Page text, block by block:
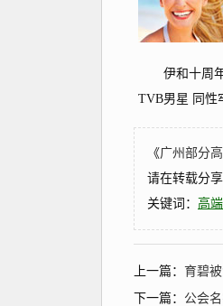
伊和十周年
TVB男星 同性
《广州部分
请在转载分
关键词： 高
上一篇： 育碧
下一篇： 公会